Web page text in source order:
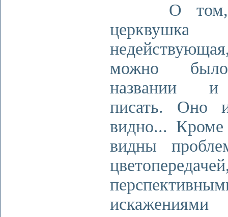
О том,
церквушка
можно
названии
писать. Оно
видно... Кроме
видны